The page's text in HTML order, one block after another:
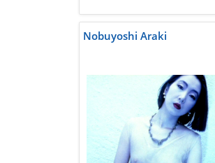
Nobuyoshi Araki